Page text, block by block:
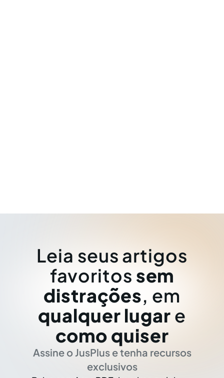
Leia seus artigos
favoritos sem
distrações, em
qualquer lugar e
como quiser
Assine o JusPlus e tenha recursos
exclusivos